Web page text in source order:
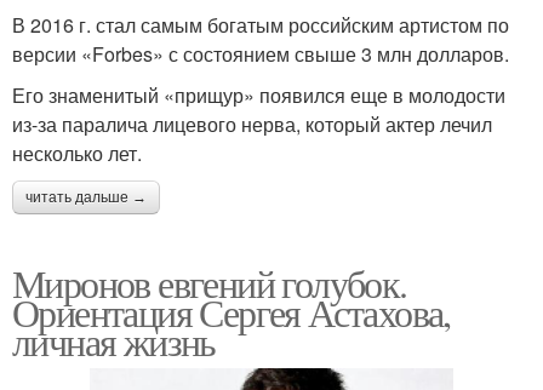
В 2016 г. стал самым богатым российским артистом по
версии «Forbes» с состоянием свыше 3 млн долларов.
Его знаменитый «прищур» появился еще в молодости
из-за паралича лицевого нерва, который актер лечил
несколько лет.
читать дальше →
Миронов евгений голубок.
Ориентация Сергея Астахова,
личная жизнь